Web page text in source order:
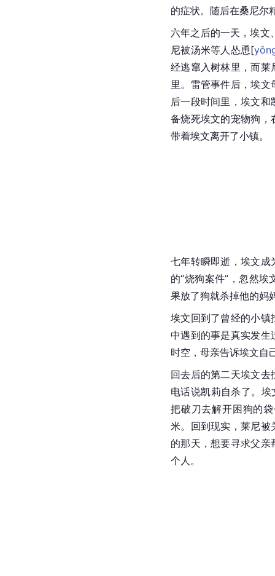
的症状。随后在桑尼尔
六年之后的一天，埃文
尼被汤米等人怂恿[
经逃窜入树林里，而莱
里。雷管事件后，埃
后一段时间里，埃文
备烧死埃文的宠物狗，
带着埃文离开了小镇。
七年转瞬即逝，埃文成
的“烧狗案件”，忽然
果放了狗就杀掉他的妈
埃文回到了曾经的小镇
中遇到的事是真实发生
时空，母亲告诉埃文自
回去后的第二天埃文
电话说凯莉自杀了。
把破刀去解开困狗的
米。回到现实，莱尼被
的那天，想要寻求父
个人。